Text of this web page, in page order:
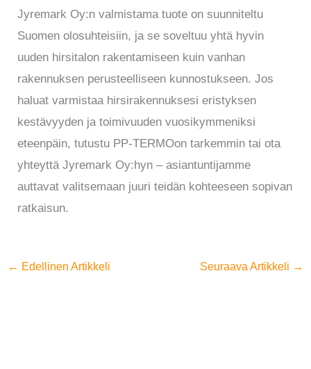
Jyremark Oy:n valmistama tuote on suunniteltu
Suomen olosuhteisiin, ja se soveltuu yhtä hyvin
uuden hirsitalon rakentamiseen kuin vanhan
rakennuksen perusteelliseen kunnostukseen. Jos
haluat varmistaa hirsirakennuksesi eristyksen
kestävyyden ja toimivuuden vuosikymmeniksi
eteenpäin, tutustu PP-TERMOon tarkemmin tai ota
yhteyttä Jyremark Oy:hyn – asiantuntijamme
auttavat valitsemaan juuri teidän kohteeseen sopivan
ratkaisun.
← Edellinen Artikkeli Seuraava Artikkeli →